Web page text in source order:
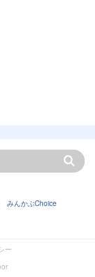
みんかぶChoice
ー